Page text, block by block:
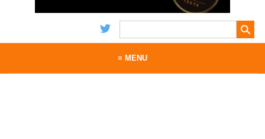
≡ MENU